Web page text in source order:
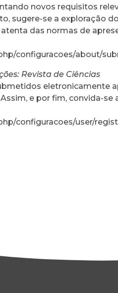
novos requisitos
sugere-se a exploração do
das normas de
configuracoes/about/
Revista de Ciências
eletronicamente
e por fim, convida-se
configuracoes/user/